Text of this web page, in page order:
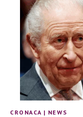
CRONACA | NEWS